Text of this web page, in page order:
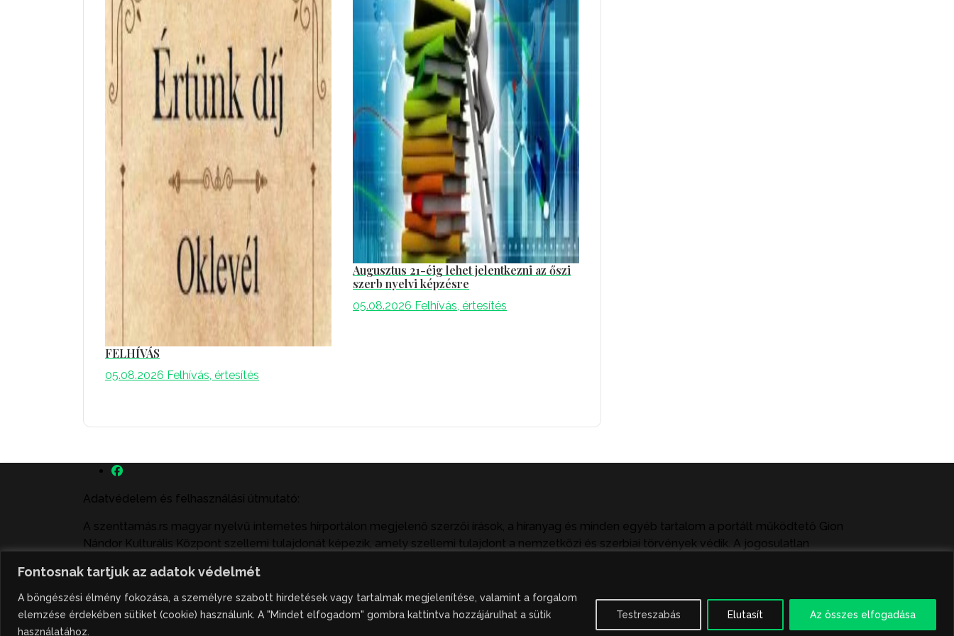
Fontosnak tartjuk az adatok védelmét
A böngészési élmény fokozása, a személyre szabott hirdetések vagy tartalmak megjelenítése, valamint a forgalom
elemzése érdekében sütiket (cookie) használunk. A "Mindet elfogadom" gombra kattintva hozzájárulhat a sütik
használatához.
Testreszabás Elutasít Az összes elfogadása
FELHÍVÁS
05.08.2026 Felhívás, értesítés
Augusztus 21-éig lehet jelentkezni az őszi
szerb nyelvi képzésre
05.08.2026 Felhívás, értesítés
Adatvédelem és felhasználási útmutató:
A szenttamás.rs magyar nyelvű internetes hírportálon megjelenő szerzői írások, a híranyag és minden egyéb tartalom a portált működtető Gion
Nándor Kulturális Központ szellemi tulajdonát képezik, amely szellemi tulajdont a nemzetközi és szerbiai törvények védik. A jogosulatlan
illetve közzétett fotók átvétele kizárólag csak hivatkozással, illetve a forrás megjelölésével lehetséges.
Hivatkozás formája: szenttamas.rs
Powered by: